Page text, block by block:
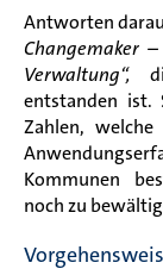
Antworten
Changemaker
Verwaltung“,
entstanden ist.
Zahlen,
Kommunen
noch zu